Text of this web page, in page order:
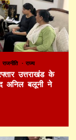
राजनीति राज्य
उत्तराखंड के
अनिल बलूनी ने